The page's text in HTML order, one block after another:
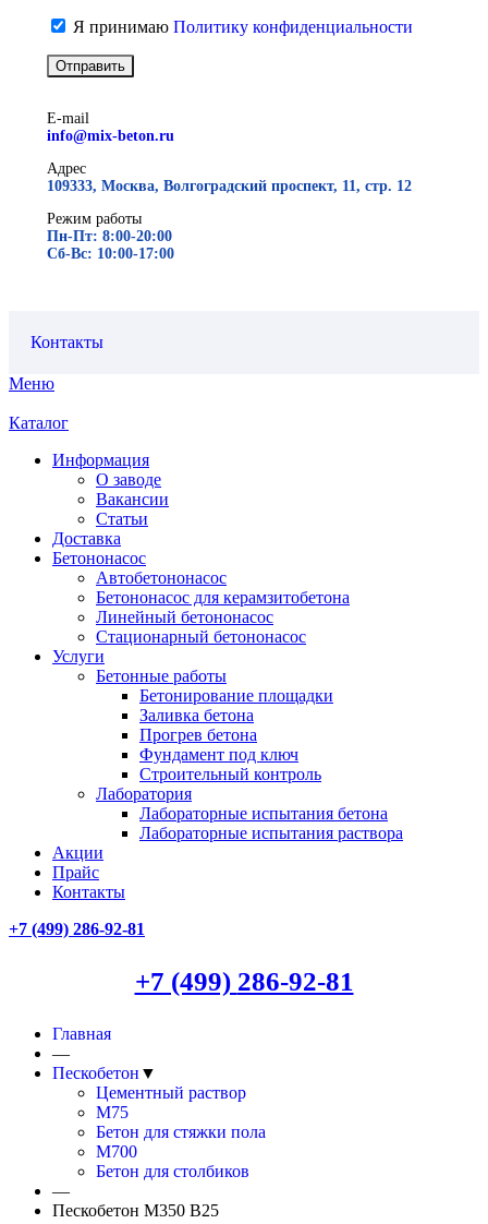
Я принимаю Политику конфиденциальности
E-mail
info@mix-beton.ru
Адрес
109333, Москва, Волгоградский проспект, 11, стр. 12
Режим работы
Пн-Пт: 8:00-20:00
Сб-Вс: 10:00-17:00
Контакты
Меню
Каталог
Информация
О заводе
Вакансии
Статьи
Доставка
Бетононасос
Автобетононасос
Бетононасос для керамзитобетона
Линейный бетононасос
Стационарный бетононасос
Услуги
Бетонные работы
Бетонирование площадки
Заливка бетона
Прогрев бетона
Фундамент под ключ
Строительный контроль
Лаборатория
Лабораторные испытания бетона
Лабораторные испытания раствора
Акции
Прайс
Контакты
+7 (499) 286-92-81
+7 (499) 286-92-81
Главная
—
Пескобетон ▼
Цементный раствор
М75
Бетон для стяжки пола
М700
Бетон для столбиков
—
Пескобетон М350 В25